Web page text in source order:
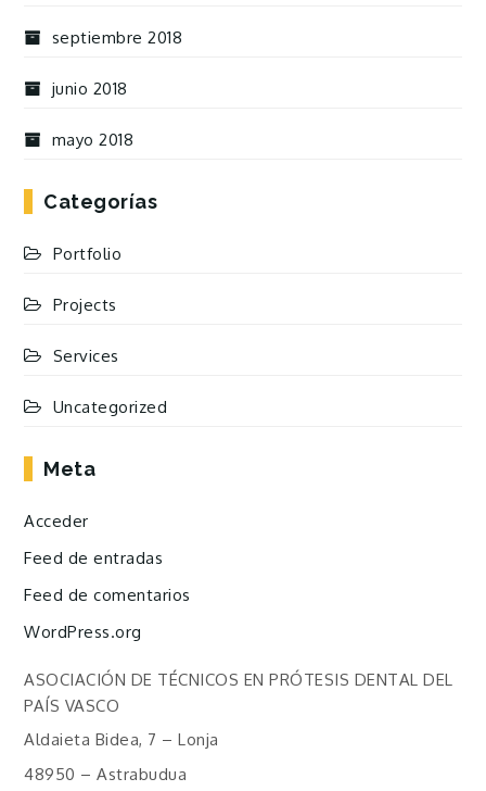
septiembre 2018
junio 2018
mayo 2018
Categorías
Portfolio
Projects
Services
Uncategorized
Meta
Acceder
Feed de entradas
Feed de comentarios
WordPress.org
ASOCIACIÓN DE TÉCNICOS EN PRÓTESIS DENTAL DEL
PAÍS VASCO
Aldaieta Bidea, 7 – Lonja
48950 – Astrabudua